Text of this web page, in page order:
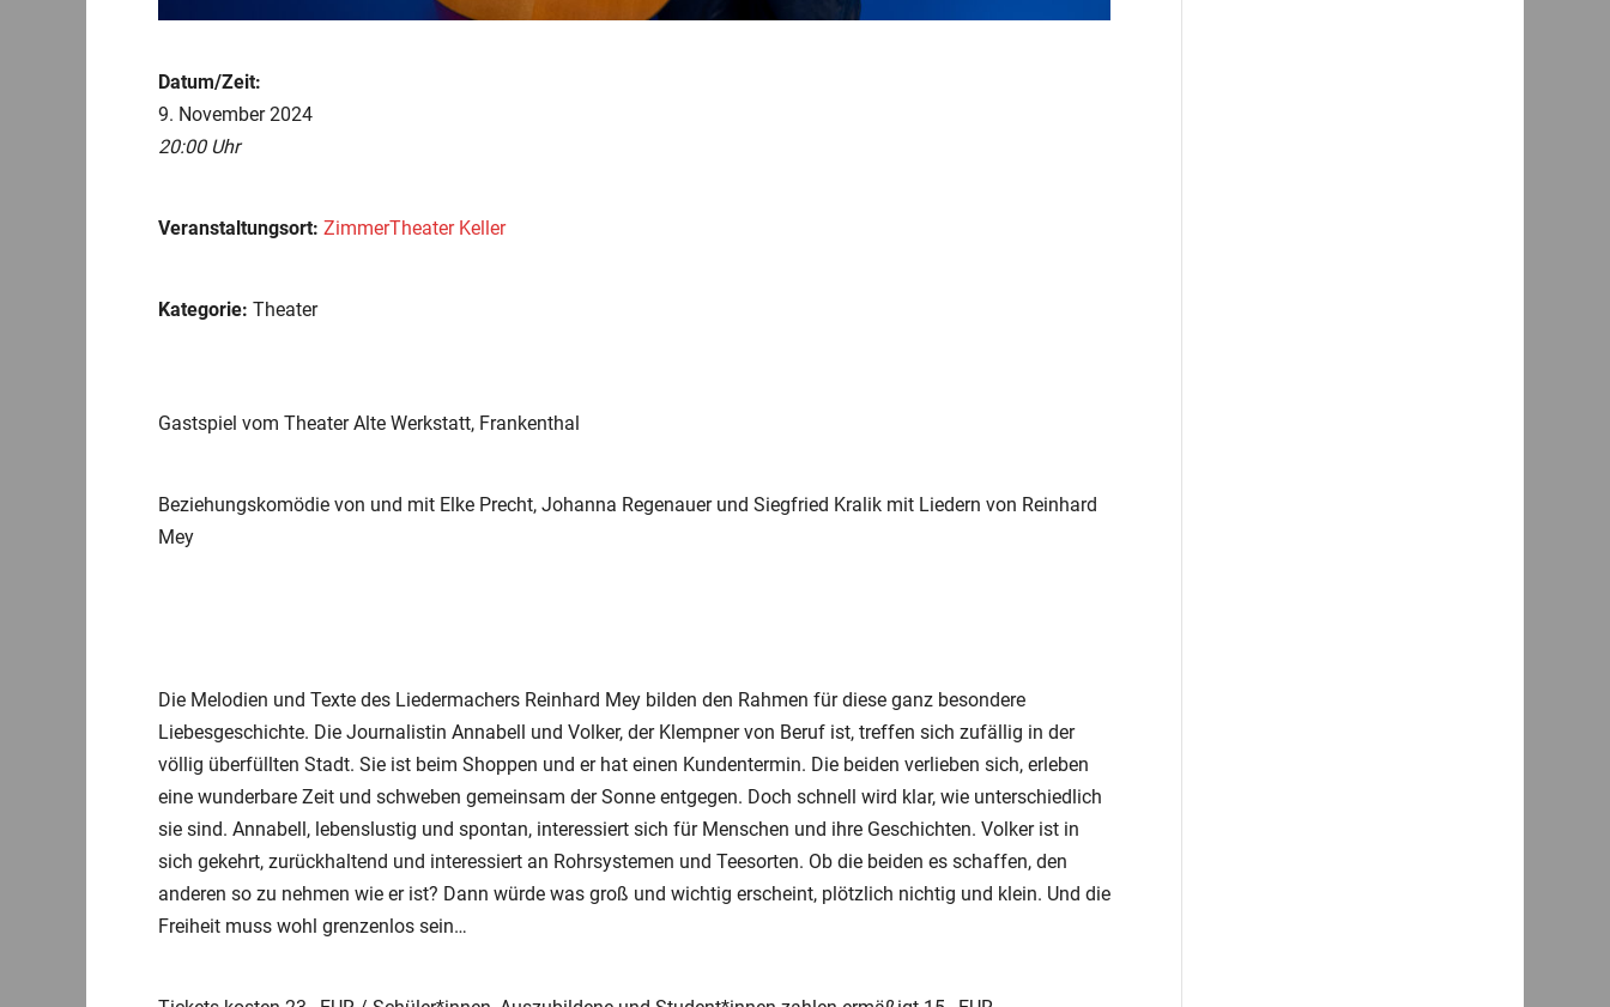
Datum/Zeit:
9. November 2024
20:00 Uhr
Veranstaltungsort: ZimmerTheater Keller
Kategorie: Theater
Gastspiel vom Theater Alte Werkstatt, Frankenthal
Beziehungskomödie von und mit Elke Precht, Johanna Regenauer und Siegfried Kralik mit Liedern von Reinhard
Mey
Die Melodien und Texte des Liedermachers Reinhard Mey bilden den Rahmen für diese ganz besondere
Liebesgeschichte. Die Journalistin Annabell und Volker, der Klempner von Beruf ist, treffen sich zufällig in der
völlig überfüllten Stadt. Sie ist beim Shoppen und er hat einen Kundentermin. Die beiden verlieben sich, erleben
eine wunderbare Zeit und schweben gemeinsam der Sonne entgegen. Doch schnell wird klar, wie unterschiedlich
sie sind. Annabell, lebenslustig und spontan, interessiert sich für Menschen und ihre Geschichten. Volker ist in
sich gekehrt, zurückhaltend und interessiert an Rohrsystemen und Teesorten. Ob die beiden es schaffen, den
anderen so zu nehmen wie er ist? Dann würde was groß und wichtig erscheint, plötzlich nichtig und klein. Und die
Freiheit muss wohl grenzenlos sein…